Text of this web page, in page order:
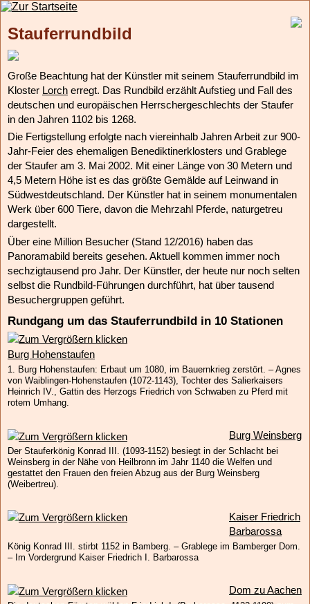
Stauferrundbild
Große Beachtung hat der Künstler mit seinem Stauferrundbild im
Kloster Lorch erregt. Das Rundbild erzählt Aufstieg und Fall des
deutschen und europäischen Herrschergeschlechts der Staufer
in den Jahren 1102 bis 1268.
Die Fertigstellung erfolgte nach viereinhalb Jahren Arbeit zur 900-
Jahr-Feier des ehemaligen Benediktinerklosters und Grablege
der Staufer am 3. Mai 2002. Mit einer Länge von 30 Metern und
4,5 Metern Höhe ist es das größte Gemälde auf Leinwand in
Südwestdeutschland. Der Künstler hat in seinem monumentalen
Werk über 600 Tiere, davon die Mehrzahl Pferde, naturgetreu
dargestellt.
Über eine Million Besucher (Stand 12/2016) haben das
Panoramabild bereits gesehen. Aktuell kommen immer noch
sechzigtausend pro Jahr. Der Künstler, der heute nur noch selten
selbst die Rundbild-Führungen durchführt, hat über tausend
Besuchergruppen geführt.
Rundgang um das Stauferrundbild in 10 Stationen
Burg Hohenstaufen
1. Burg Hohenstaufen: Erbaut um 1080, im Bauernkrieg zerstört. – Agnes
von Waiblingen-Hohenstaufen (1072-1143), Tochter des Salierkaisers
Heinrich IV., Gattin des Herzogs Friedrich von Schwaben zu Pferd mit
rotem Umhang.
Burg Weinsberg
Der Stauferkönig Konrad III. (1093-1152) besiegt in der Schlacht bei
Weinsberg in der Nähe von Heilbronn im Jahr 1140 die Welfen und
gestattet den Frauen den freien Abzug aus der Burg Weinsberg
(Weibertreu).
Kaiser Friedrich
Barbarossa
König Konrad III. stirbt 1152 in Bamberg. – Grablege im Bamberger Dom.
– Im Vordergrund Kaiser Friedrich I. Barbarossa
Dom zu Aachen